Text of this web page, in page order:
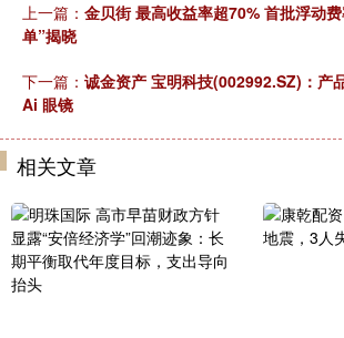
上一篇： 金贝街 最高收益率超70% 首批浮动
单”揭晓
下一篇： 诚金资产 宝明科技(002992.SZ)：产
Ai 眼镜
相关文章